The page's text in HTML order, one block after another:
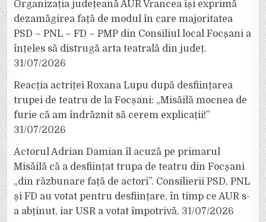
Organizația județeană AUR Vrancea își exprimă
dezamăgirea față de modul în care majoritatea
PSD – PNL – FD – PMP din Consiliul local Focșani a
înțeles să distrugă arta teatrală din județ.
31/07/2026
Reacția actriței Roxana Lupu după desființarea
trupei de teatru de la Focșani: „Misăilă mocnea de
furie că am îndrăznit să cerem explicații!”
31/07/2026
Actorul Adrian Damian îl acuză pe primarul
Misăilă că a desființat trupa de teatru din Focșani
„din răzbunare față de actori”. Consilierii PSD, PNL
și FD au votat pentru desființare, în timp ce AUR s-
a abținut, iar USR a votat împotrivă. 31/07/2026